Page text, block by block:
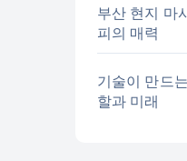
부산 현지 마
피의 매력
기술이 만드
할과 미래